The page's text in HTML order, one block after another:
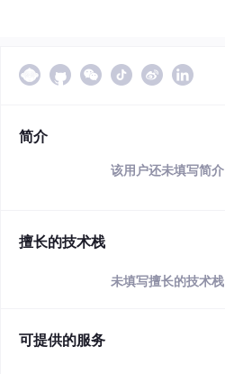
简介
该用户还未填写简介
擅长的技术栈
未填写擅长的技术栈
可提供的服务